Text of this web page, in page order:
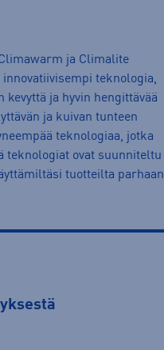
ja Climalite
teknologia,
ja hyvin hengittävää
ja kuivan tunteen
teknologiaa, jotka
teknologiat ovat suunniteltu
tuotteilta parhaan